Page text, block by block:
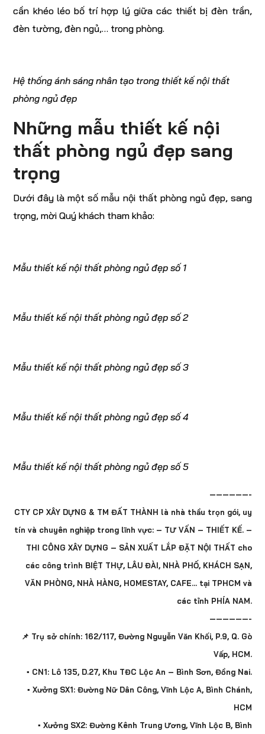
cần khéo léo bố trí hợp lý giữa các thiết bị đèn trần,
đèn tường, đèn ngủ,… trong phòng.
Hệ thống ánh sáng nhân tạo trong thiết kế nội thất
phòng ngủ đẹp
Những mẫu thiết kế nội
thất phòng ngủ đẹp sang
trọng
Dưới đây là một số mẫu nội thất phòng ngủ đẹp, sang
trọng, mời Quý khách tham khảo:
Mẫu thiết kế nội thất phòng ngủ đẹp số 1
Mẫu thiết kế nội thất phòng ngủ đẹp số 2
Mẫu thiết kế nội thất phòng ngủ đẹp số 3
Mẫu thiết kế nội thất phòng ngủ đẹp số 4
Mẫu thiết kế nội thất phòng ngủ đẹp số 5
——————-
CTY CP XÂY DỰNG & TM ĐẤT THÀNH là nhà thầu trọn gói, uy
tín và chuyên nghiệp trong lĩnh vực: – TƯ VẤN – THIẾT KẾ. –
THI CÔNG XÂY DỰNG – SẢN XUẤT LẮP ĐẶT NỘI THẤT cho
các công trình BIỆT THỰ, LÂU ĐÀI, NHÀ PHỐ, KHÁCH SẠN,
VĂN PHÒNG, NHÀ HÀNG, HOMESTAY, CAFE… tại TPHCM và
các tỉnh PHÍA NAM.
——————-
📌 Trụ sở chính: 162/117, Đường Nguyễn Văn Khối, P.9, Q. Gò
Vấp, HCM.
▪️ CN1: Lô 135, D.27, Khu TĐC Lộc An – Bình Sơn, Đồng Nai.
▪️ Xưởng SX1: Đường Nữ Dân Công, Vĩnh Lộc A, Bình Chánh,
HCM
▪️ Xưởng SX2: Đường Kênh Trung Ương, Vĩnh Lộc B, Bình